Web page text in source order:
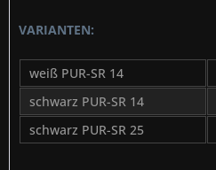
VARIANTEN:
weiß PUR-SR 14
schwarz PUR-SR 14
schwarz PUR-SR 25